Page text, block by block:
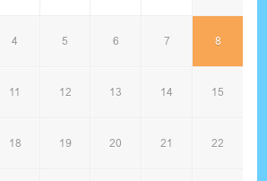
4 5 6 7 8
11 12 13 14 15
18 19 20 21 22